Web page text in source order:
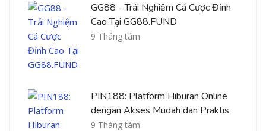
GG88 - Trải Nghiệm Cá Cược Đỉnh
Cao Tại GG88.FUND
9 Tháng tám
PIN188: Platform Hiburan Online
dengan Akses Mudah dan Praktis
9 Tháng tám